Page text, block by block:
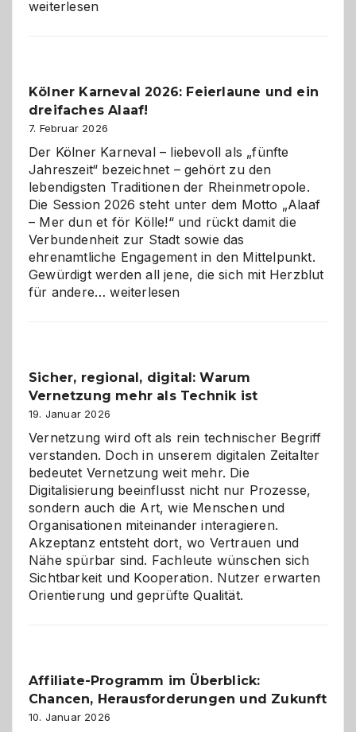
geworden
weiterlesen
Kölner Karneval 2026: Feierlaune und ein
dreifaches Alaaf!
7. Februar 2026
Der Kölner Karneval – liebevoll als „fünfte
Jahreszeit“ bezeichnet – gehört zu den
lebendigsten Traditionen der Rheinmetropole.
Die Session 2026 steht unter dem Motto „Alaaf
– Mer dun et för Kölle!“ und rückt damit die
Verbundenheit zur Stadt sowie das
ehrenamtliche Engagement in den Mittelpunkt.
Gewürdigt werden all jene, die sich mit Herzblut
für andere…Kölner
ein
dreifaches
Alaaf!
weiterlesen
Sicher, regional, digital: Warum
Vernetzung mehr als Technik ist
19. Januar 2026
Vernetzung wird oft als rein technischer Begriff
verstanden. Doch in unserem digitalen Zeitalter
bedeutet Vernetzung weit mehr. Die
Digitalisierung beeinflusst nicht nur Prozesse,
sondern auch die Art, wie Menschen und
Organisationen miteinander interagieren.
Akzeptanz entsteht dort, wo Vertrauen und
Nähe spürbar sind. Fachleute wünschen sich
Sichtbarkeit und Kooperation. Nutzer erwarten
Orientierung und geprüfte Qualität.
Affiliate-Programm im Überblick:
Chancen, Herausforderungen und Zukunft
10. Januar 2026